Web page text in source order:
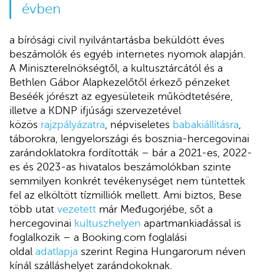
évben
a bírósági civil nyilvántartásba beküldött éves
beszámolók és egyéb internetes nyomok alapján.
A Miniszterelnökségtől, a kultusztárcától és a
Bethlen Gábor Alapkezelőtől érkező pénzeket
Beséék jórészt az egyesületeik működtetésére,
illetve a KDNP ifjúsági szervezetével
közös rajzpályázatra , népviseletes babakiállításra
táborokra, lengyelországi és bosznia-hercegovinai
zarándoklatokra fordították – bár a 2021-es, 2022-
es és 2023-as hivatalos beszámolókban szinte
semmilyen konkrét tevékenységet nem tüntettek
fel az elköltött tízmilliók mellett. Ami biztos, Bese
több utat vezetett már Međugorjébe, sőt a
hercegovinai kultuszhelyen apartmankiadással is
foglalkozik – a Booking.com foglalási
oldal adatlapja szerint Regina Hungarorum néven
kínál szálláshelyet zarándokoknak.